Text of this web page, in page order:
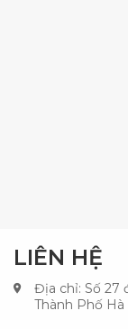
LIÊN HỆ
Địa chỉ: Số 27
Thành Phố Hà